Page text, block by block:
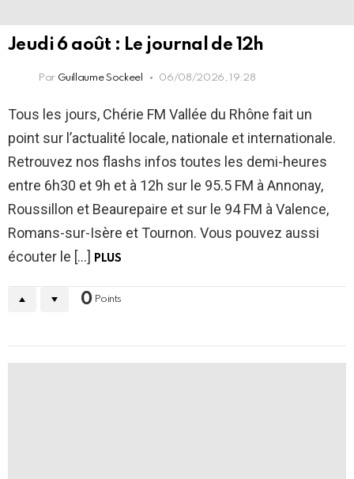
Jeudi 6 août : Le journal de 12h
Par Guillaume Sockeel 06/08/2026, 19:28
Tous les jours, Chérie FM Vallée du Rhône fait un
point sur l’actualité locale, nationale et internationale.
Retrouvez nos flashs infos toutes les demi-heures
entre 6h30 et 9h et à 12h sur le 95.5 FM à Annonay,
Roussillon et Beaurepaire et sur le 94 FM à Valence,
Romans-sur-Isère et Tournon. Vous pouvez aussi
écouter le […]
PLUS
0Points